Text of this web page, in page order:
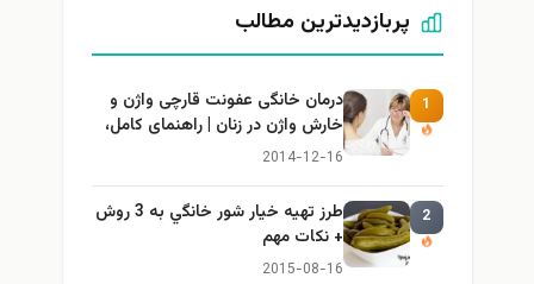
پربازدیدترین مطالب
1
درمان خانگی عفونت قارچی واژن و
خارش واژن در زنان | راهنمای کامل،
ایمن و کاربردی
2014-12-16
2
طرز تهيه خیار شور خانگي به 3 روش
+ نكات مهم
2015-08-16